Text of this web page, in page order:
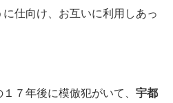
仕向け、お互いに利用しあっ
７年後に模倣犯がいて、 宇都